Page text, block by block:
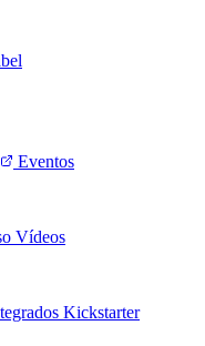
Eventos
Vídeos
Kickstarter